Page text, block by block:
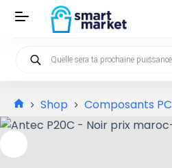
Shop Composants PC